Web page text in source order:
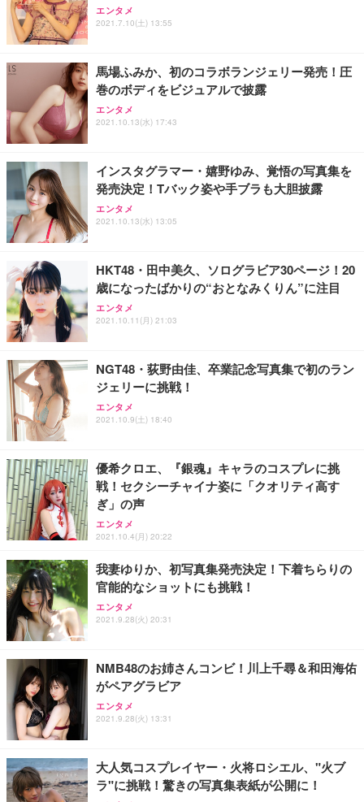
エンタメ
2021.7.10(土) 13:55
馬場ふみか、初のコラボランジェリー発売！圧
巻のボディをビジュアルで披露
エンタメ
2021.10.13(水) 17:43
インスタグラマー・嬉野ゆみ、覚悟の写真集を
発売決定！Tバック姿や手ブラも大胆披露
エンタメ
2021.10.13(水) 13:05
HKT48・田中美久、ソログラビア30ページ！20
歳になったばかりの“おとなみくりん”に注目
エンタメ
2021.10.11(月) 21:03
NGT48・荻野由佳、卒業記念写真集で初のラン
ジェリーに挑戦！
エンタメ
2021.10.9(土) 18:40
優希クロエ、『銀魂』キャラのコスプレに挑
戦！セクシーチャイナ姿に「クオリティ高す
ぎ」の声
エンタメ
2021.10.4(月) 20:22
我妻ゆりか、初写真集発売決定！下着ちらりの
官能的なショットにも挑戦！
エンタメ
2021.9.28(火) 20:31
NMB48のお姉さんコンビ！川上千尋＆和田海佑
がペアグラビア
エンタメ
2021.9.28(火) 13:31
大人気コスプレイヤー・火将ロシエル、"火ブ
ラ"に挑戦！驚きの写真集表紙が公開に！